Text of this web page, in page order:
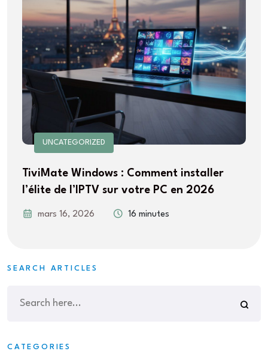
UNCATEGORIZED
TiviMate Windows : Comment installer
l’élite de l’IPTV sur votre PC en 2026
mars 16, 2026 16 minutes
SEARCH ARTICLES
CATEGORIES